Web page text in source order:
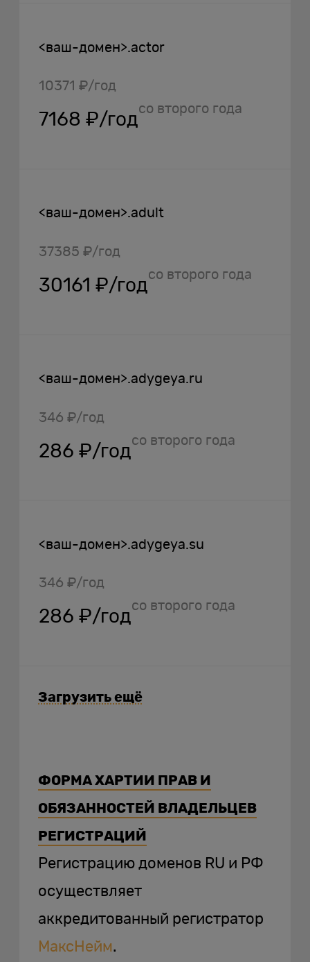
<ваш-домен>.actor
10371 ₽/год
7168 ₽/год
со второго года
<ваш-домен>.adult
37385 ₽/год
30161 ₽/год
со второго года
<ваш-домен>.adygeya.ru
346 ₽/год
286 ₽/год
со второго года
<ваш-домен>.adygeya.su
346 ₽/год
286 ₽/год
со второго года
Загрузить ещё
ФОРМА ХАРТИИ ПРАВ И
ОБЯЗАННОСТЕЙ ВЛАДЕЛЬЦЕВ
РЕГИСТРАЦИЙ
Регистрацию доменов RU и РФ
осуществляет
аккредитованный регистратор
МаксНейм.